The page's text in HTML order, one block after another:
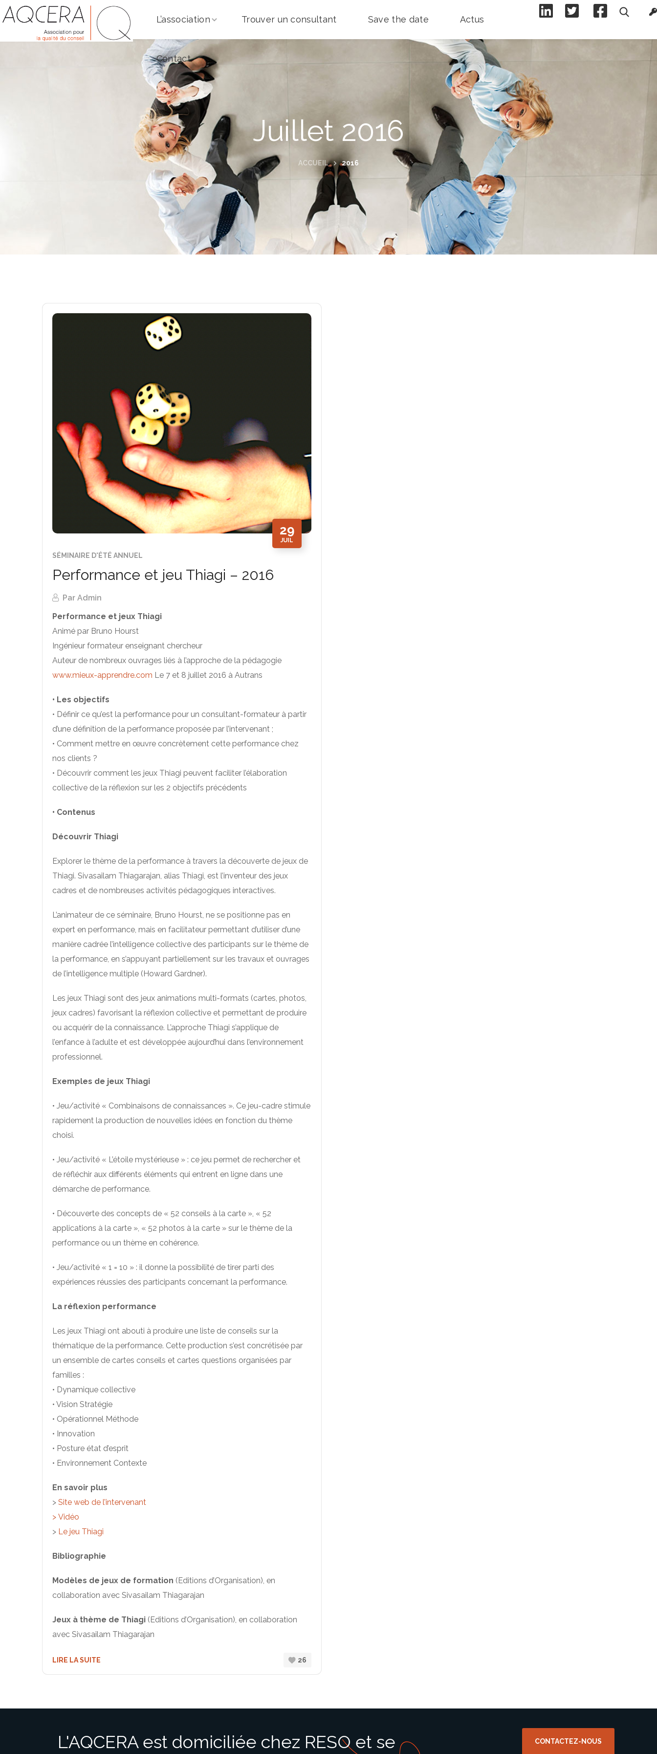
L’association Trouver un consultant Save the date Actus
Contact
Contact
Juillet 2016
ACCUEIL 2016
29
JUIL
SÉMINAIRE D'ÉTÉ ANNUEL
Performance et jeu Thiagi – 2016
Par Admin
Performance et jeux Thiagi
Animé par Bruno Hourst
Ingénieur formateur enseignant chercheur
Auteur de nombreux ouvrages liés à l’approche de la pédagogie
www.mieux-apprendre.com Le 7 et 8 juillet 2016 à Autrans
• Les objectifs
• Définir ce qu’est la performance pour un consultant-formateur à partir
d’une définition de la performance proposée par l’intervenant ;
• Comment mettre en œuvre concrètement cette performance chez
nos clients ?
• Découvrir comment les jeux Thiagi peuvent faciliter l’élaboration
collective de la réflexion sur les 2 objectifs précédents
• Contenus
Découvrir Thiagi
Explorer le thème de la performance à travers la découverte de jeux de
Thiagi. Sivasailam Thiagarajan, alias Thiagi, est l’inventeur des jeux
cadres et de nombreuses activités pédagogiques interactives.
L’animateur de ce séminaire, Bruno Hourst, ne se positionne pas en
expert en performance, mais en facilitateur permettant d’utiliser d’une
manière cadrée l’intelligence collective des participants sur le thème de
la performance, en s’appuyant partiellement sur les travaux et ouvrages
de l’intelligence multiple (Howard Gardner).
Les jeux Thiagi sont des jeux animations multi-formats (cartes, photos,
jeux cadres) favorisant la réflexion collective et permettant de produire
ou acquérir de la connaissance. L’approche Thiagi s’applique de
l’enfance à l’adulte et est développée aujourd’hui dans l’environnement
professionnel.
Exemples de jeux Thiagi
• Jeu/activité « Combinaisons de connaissances ». Ce jeu-cadre stimule
rapidement la production de nouvelles idées en fonction du thème
choisi.
• Jeu/activité « L’étoile mystérieuse » : ce jeu permet de rechercher et
de réfléchir aux différents éléments qui entrent en ligne dans une
démarche de performance.
• Découverte des concepts de « 52 conseils à la carte », « 52
applications à la carte », « 52 photos à la carte » sur le thème de la
performance ou un thème en cohérence.
• Jeu/activité « 1 = 10 » : il donne la possibilité de tirer parti des
expériences réussies des participants concernant la performance.
La réflexion performance
Les jeux Thiagi ont abouti à produire une liste de conseils sur la
thématique de la performance. Cette production s’est concrétisée par
un ensemble de cartes conseils et cartes questions organisées par
familles :
• Dynamique collective
• Vision Stratégie
• Opérationnel Méthode
• Innovation
• Posture état d’esprit
• Environnement Contexte
En savoir plus
> Site web de l’intervenant
> Vidéo
> Le jeu Thiagi
Bibliographie
Modèles de jeux de formation (Editions d’Organisation), en
collaboration avec Sivasailam Thiagarajan
Jeux à thème de Thiagi (Editions d’Organisation), en collaboration
avec Sivasailam Thiagarajan
LIRE LA SUITE 26
L'AQCERA est domiciliée chez RESO et se CONTACTEZ-NOUS